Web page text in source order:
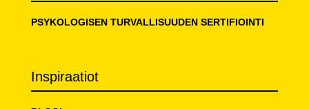
PSYKOLOGISEN TURVALLISUUDEN SERTIFIOINTI
Inspiraatiot